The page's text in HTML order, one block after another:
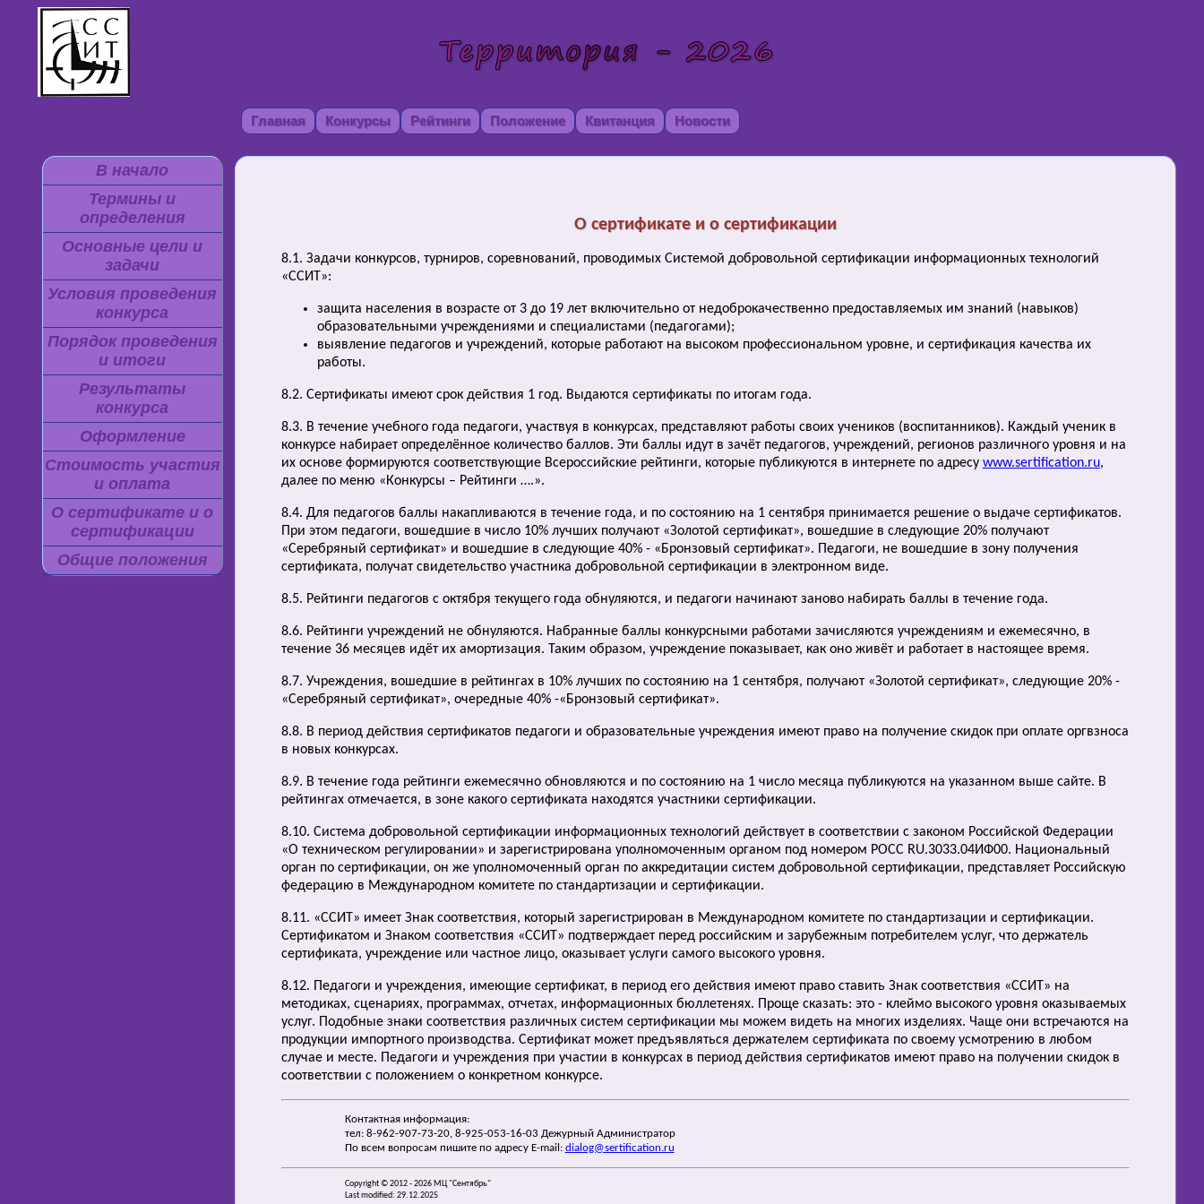
Главная Конкурсы Рейтинги Положение Квитанция Новости
В начало
Термины и
определения
Основные цели и
задачи
Условия проведения
конкурса
Порядок проведения
и итоги
Результаты
конкурса
Оформление
Стоимость участия
и оплата
О сертификате и о
сертификации
Общие положения
О сертификате и о сертификации
8.1. Задачи конкурсов, турниров, соревнований, проводимых Системой добровольной сертификации информационных технологий
«ССИТ»:
защита населения в возрасте от 3 до 19 лет включительно от недоброкачественно предоставляемых им знаний (навыков)
образовательными учреждениями и специалистами (педагогами);
выявление педагогов и учреждений, которые работают на высоком профессиональном уровне, и сертификация качества их
работы.
8.2. Сертификаты имеют срок действия 1 год. Выдаются сертификаты по итогам года.
8.3. В течение учебного года педагоги, участвуя в конкурсах, представляют работы своих учеников (воспитанников). Каждый ученик в
конкурсе набирает определённое количество баллов. Эти баллы идут в зачёт педагогов, учреждений, регионов различного уровня и на
их основе формируются соответствующие Всероссийские рейтинги, которые публикуются в интернете по адресу www.sertification.ru,
далее по меню «Конкурсы – Рейтинги ….».
8.4. Для педагогов баллы накапливаются в течение года, и по состоянию на 1 сентября принимается решение о выдаче сертификатов.
При этом педагоги, вошедшие в число 10% лучших получают «Золотой сертификат», вошедшие в следующие 20% получают
«Серебряный сертификат» и вошедшие в следующие 40% - «Бронзовый сертификат». Педагоги, не вошедшие в зону получения
сертификата, получат свидетельство участника добровольной сертификации в электронном виде.
8.5. Рейтинги педагогов с октября текущего года обнуляются, и педагоги начинают заново набирать баллы в течение года.
8.6. Рейтинги учреждений не обнуляются. Набранные баллы конкурсными работами зачисляются учреждениям и ежемесячно, в
течение 36 месяцев идёт их амортизация. Таким образом, учреждение показывает, как оно живёт и работает в настоящее время.
8.7. Учреждения, вошедшие в рейтингах в 10% лучших по состоянию на 1 сентября, получают «Золотой сертификат», следующие 20% -
«Серебряный сертификат», очередные 40% -«Бронзовый сертификат».
8.8. В период действия сертификатов педагоги и образовательные учреждения имеют право на получение скидок при оплате оргвзноса
в новых конкурсах.
8.9. В течение года рейтинги ежемесячно обновляются и по состоянию на 1 число месяца публикуются на указанном выше сайте. В
рейтингах отмечается, в зоне какого сертификата находятся участники сертификации.
8.10. Система добровольной сертификации информационных технологий действует в соответствии с законом Российской Федерации
«О техническом регулировании» и зарегистрирована уполномоченным органом под номером РОСС RU.3033.04ИФ00. Национальный
орган по сертификации, он же уполномоченный орган по аккредитации систем добровольной сертификации, представляет Российскую
федерацию в Международном комитете по стандартизации и сертификации.
8.11. «ССИТ» имеет Знак соответствия, который зарегистрирован в Международном комитете по стандартизации и сертификации.
Сертификатом и Знаком соответствия «ССИТ» подтверждает перед российским и зарубежным потребителем услуг, что держатель
сертификата, учреждение или частное лицо, оказывает услуги самого высокого уровня.
8.12. Педагоги и учреждения, имеющие сертификат, в период его действия имеют право ставить Знак соответствия «ССИТ» на
методиках, сценариях, программах, отчетах, информационных бюллетенях. Проще сказать: это - клеймо высокого уровня оказываемых
услуг. Подобные знаки соответствия различных систем сертификации мы можем видеть на многих изделиях. Чаще они встречаются на
продукции импортного производства. Сертификат может предъявляться держателем сертификата по своему усмотрению в любом
случае и месте. Педагоги и учреждения при участии в конкурсах в период действия сертификатов имеют право на получении скидок в
соответствии с положением о конкретном конкурсе.
Контактная информация:
тел: 8-962-907-73-20, 8-925-053-16-03 Дежурный Администратор
По всем вопросам пишите по адресу E-mail: dialog@sertification.ru
Copyright © 2012 - 2026 МЦ "Сентябрь"
Last modified: 29.12.2025